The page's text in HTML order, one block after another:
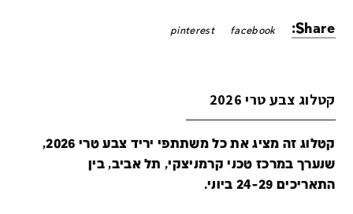
Share:
facebook
pinterest
קטלוג צבע טרי 2026
קטלוג זה מציג את כל משתתפי יריד צבע טרי 2026,
שנערך במרכז טכני קרמניצקי, תל אביב, בין
התאריכים 24-29 ביוני.